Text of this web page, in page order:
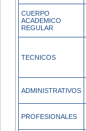
CUERPO
ACADEMICO
REGULAR
TECNICOS
ADMINISTRATIVOS
PROFESIONALES